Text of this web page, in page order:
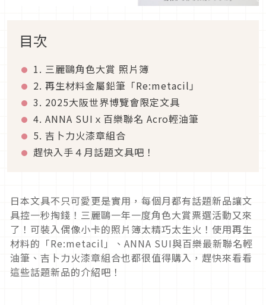
目次
1. 三麗鷗角色大賞 照片簿
2. 再生材料金屬鉛筆「Re:metacil」
3. 2025大阪世界博覽會限定文具
4. ANNA SUIｘ百樂聯名 Acro輕油筆
5. 吉卜力火漆章組合
趕快入手４月話題文具吧！
日本文具不只可愛更是實用，每個月都有話題新品讓文
具控一秒掏錢！三麗鷗一年一度角色大賞票選活動又來
了！可裝入偶像小卡的照片簿太精巧太生火！使用再生
材料的「Re:metacil」、ANNA SUI與百樂最新聯名輕
油筆、吉卜力火漆章組合也都很值得購入，趕快來看看
這些話題新品的介紹吧！